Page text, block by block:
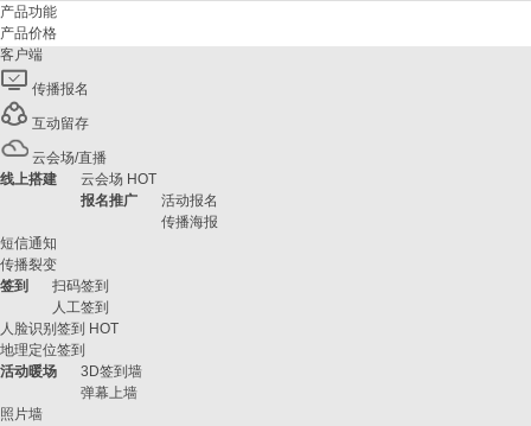
产品功能
产品价格
客户端
传播报名
互动留存
云会场/直播
线上搭建
云会场 HOT
报名推广
活动报名
传播海报
短信通知
传播裂变
签到
扫码签到
人工签到
人脸识别签到 HOT
地理定位签到
活动暖场
3D签到墙
弹幕上墙
照片墙